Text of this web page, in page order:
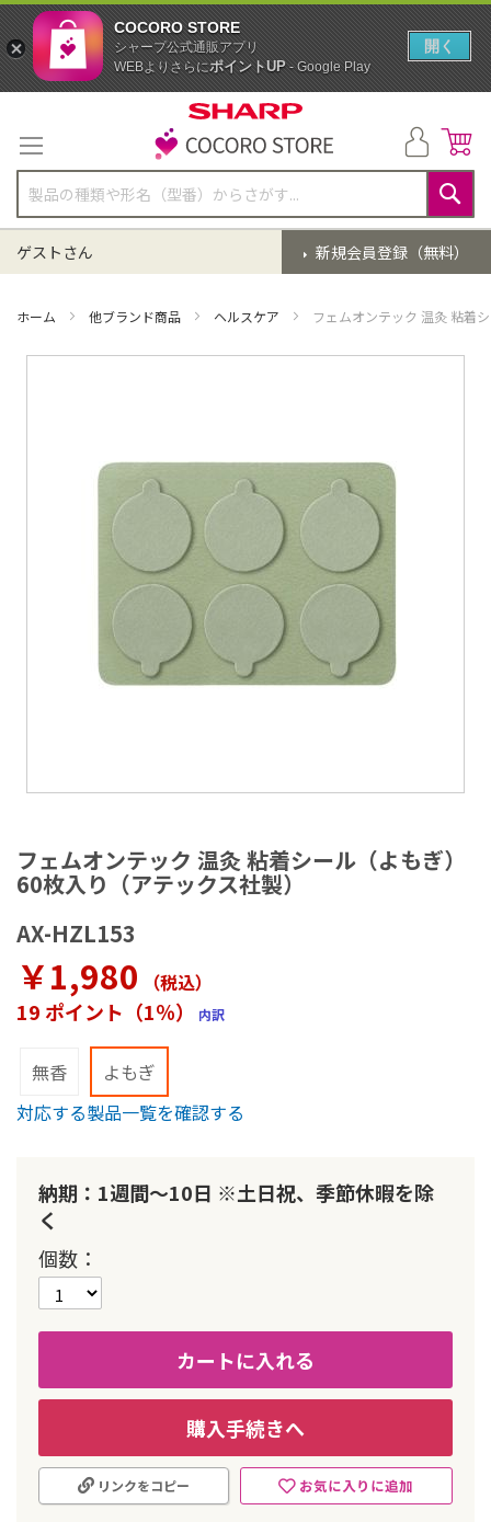
テ
ン
ツ
に
ス
キ
ッ
検
索
新規会員登録（無料）
ゲストさん
ホーム 他ブランド商品 ヘルスケア フェムオンテック 温灸 粘着
フェムオンテック 温灸 粘着シール（よもぎ）
60枚入り（アテックス社製）
AX-HZL153
￥1,980 （税込）
19 ポイント（1％） 内訳
無香
よもぎ
対応する製品一覧を確認する
納期：1週間～10日 ※土日祝、季節休暇を除
く
個数
カートに入れる
購入手続きへ
お気に入りに追加
リンクをコピー
メ
ー
ジ
ャ
リ
ー
の
初
に
移
COCORO STORE
シャープ公式通販アプリ
WEBよりさらにポイントUP- Google Play
開く